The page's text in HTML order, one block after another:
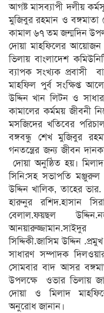
আগষ্ট মাসব্যাপী দলীয়
মুজিবুর রহমান ও বঙ্গমাতা
কামাল ৬৭ তম জন্মদিন
দোয়া মাহফিলের
ভিলায় বাংলাদেশ
ব্যাপক সংখ্যক প্রবাসী
মাহফিল পুর্ব সংক্ষিপ্ত
উদ্দিন খান লিটন ও
কামালের কর্মময় জীবনী
মসজিদের খতিবের
বঙ্গবন্ধু শেখ মুজিবুর
গনতন্ত্রের জন্য জীবন
দোয়া অনুষ্ঠিত হয়।
সিনি:সহ সভাপতি
উদ্দিন খালিক, তাহের
হারুনুর রশিদ.হাসান
বেলাল.ফয়ছল
সিদ্দিকী.জাসিম উদ্দিন
সাধারণ সম্পাদক
সোমবার বাদ আসর
উপলক্ষে ওভার ভিলায়
দোয়া ও মিলাদ
অনুরোধ জানান।